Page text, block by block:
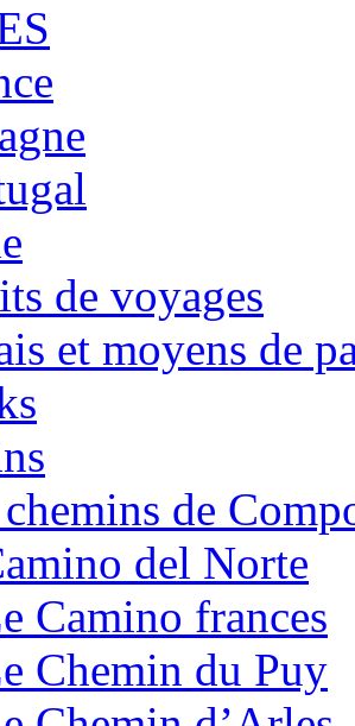
de voyages
et moyens de
de
del Norte
Camino frances
Chemin du Puy